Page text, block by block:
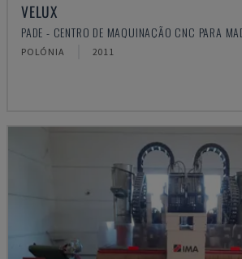
VELUX
PADE - CENTRO DE MAQUINAÇÃO CNC PARA
POLÓNIA 2011